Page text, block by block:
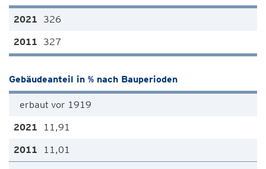
326
327
Gebäudeanteil in % nach Bauperioden
erbaut vor 1919
11,91
11,01